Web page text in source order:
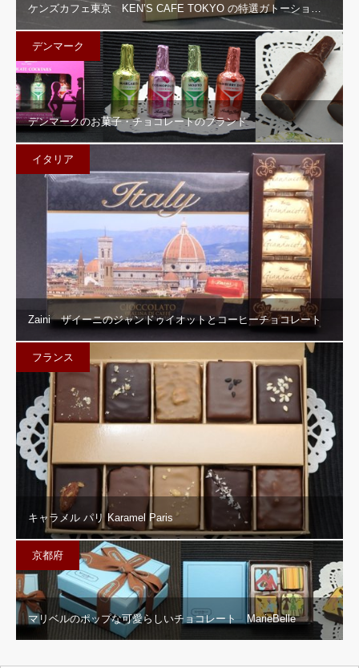
ケンズカフェ東京 KEN’S CAFE TOKYO の特選ガトーショ…
デンマーク
デンマークのお菓子・チョコレートのブランド
イタリア
Zaini ザイーニのジャンドゥイオットとコーヒーチョコレート
フランス
キャラメル パリ Karamel Paris
京都府
マリベルのポップな可愛らしいチョコレート MarieBelle